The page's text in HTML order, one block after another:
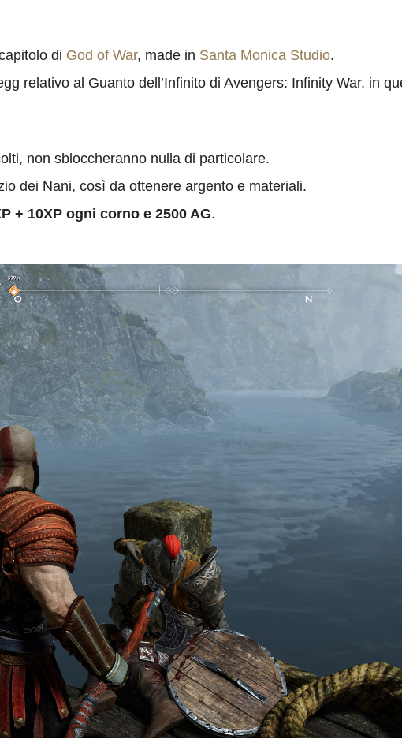
di God of War, made in Santa Monica Studio.
relativo al Guanto dell’Infinito di Avengers: Infinity War, in
non sbloccheranno nulla di particolare.
dei Nani, così da ottenere argento e materiali.
+ 10XP ogni corno e 2500 AG.